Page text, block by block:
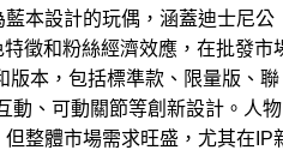
本設計的玩偶，涵蓋迪士尼公
徵和粉絲經濟效應，在批發市
版本，包括標準款、限量版、聯
動、可動關節等創新設計。人物
整體市場需求旺盛，尤其在IP